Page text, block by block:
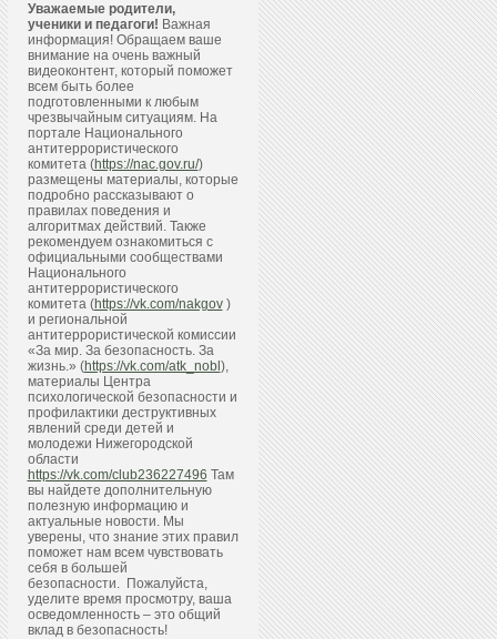
Уважаемые родители,
ученики и педагоги! Важная
информация! Обращаем ваше
внимание на очень важный
видеоконтент, который поможет
всем быть более
подготовленными к любым
чрезвычайным ситуациям. На
портале Национального
антитеррористического
комитета (https://nac.gov.ru/)
размещены материалы, которые
подробно рассказывают о
правилах поведения и
алгоритмах действий. Также
рекомендуем ознакомиться с
официальными сообществами
Национального
антитеррористического
комитета (https://vk.com/nakgov)
и региональной
антитеррористической комиссии
«За мир. За безопасность. За
жизнь.» (https://vk.com/atk_nobl ),
материалы Центра
психологической безопасности и
профилактики деструктивных
явлений среди детей и
молодежи Нижегородской
области
https://vk.com/club236227496 Там
вы найдете дополнительную
полезную информацию и
актуальные новости. Мы
уверены, что знание этих правил
поможет нам всем чувствовать
себя в большей
безопасности. Пожалуйста,
уделите время просмотру, ваша
осведомленность – это общий
вклад в безопасность!